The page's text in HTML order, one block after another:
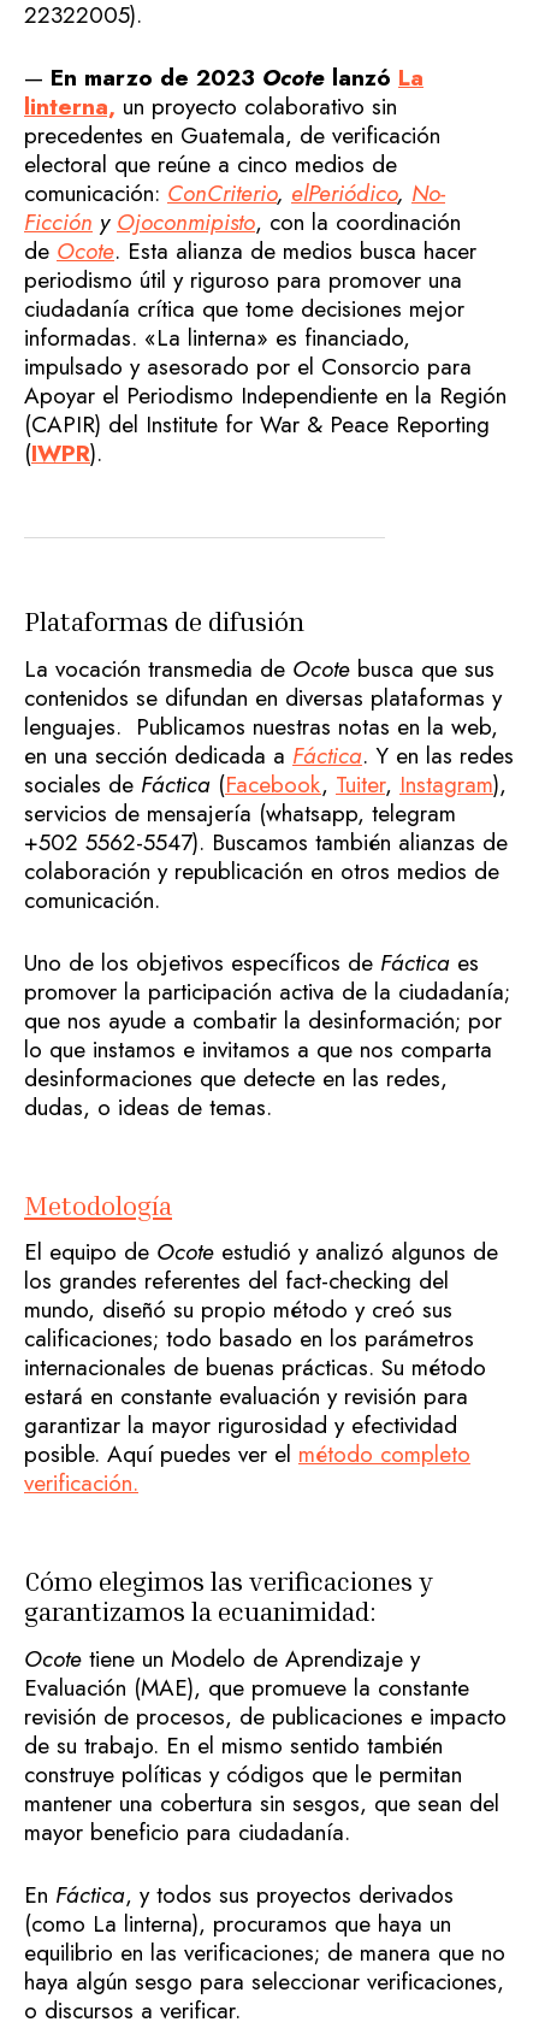
22322005).
— En marzo de 2023 Ocote lanzó La
linterna, un proyecto colaborativo sin
precedentes en Guatemala, de verificación
electoral que reúne a cinco medios de
comunicación: ConCriterio, elPeriódico, No-
Ficción y Ojoconmipisto, con la coordinación
de Ocote. Esta alianza de medios busca hacer
periodismo útil y riguroso para promover una
ciudadanía crítica que tome decisiones mejor
informadas. «La linterna» es financiado,
impulsado y asesorado por el Consorcio para
Apoyar el Periodismo Independiente en la Región
(CAPIR) del Institute for War & Peace Reporting
(IWPR).
Plataformas de difusión
La vocación transmedia de Ocote busca que sus
contenidos se difundan en diversas plataformas y
lenguajes. Publicamos nuestras notas en la web,
en una sección dedicada a Fáctica. Y en las redes
sociales de Fáctica (Facebook, Tuiter, Instagram),
servicios de mensajería (whatsapp, telegram
+502 5562-5547). Buscamos también alianzas de
colaboración y republicación en otros medios de
comunicación.
Uno de los objetivos específicos de Fáctica es
promover la participación activa de la ciudadanía;
que nos ayude a combatir la desinformación; por
lo que instamos e invitamos a que nos comparta
desinformaciones que detecte en las redes,
dudas, o ideas de temas.
Metodología
El equipo de Ocote estudió y analizó algunos de
los grandes referentes del fact-checking del
mundo, diseñó su propio método y creó sus
calificaciones; todo basado en los parámetros
internacionales de buenas prácticas. Su método
estará en constante evaluación y revisión para
garantizar la mayor rigurosidad y efectividad
posible. Aquí puedes ver el método completo
verificación.
Cómo elegimos las verificaciones y
garantizamos la ecuanimidad:
Ocote tiene un Modelo de Aprendizaje y
Evaluación (MAE), que promueve la constante
revisión de procesos, de publicaciones e impacto
de su trabajo. En el mismo sentido también
construye políticas y códigos que le permitan
mantener una cobertura sin sesgos, que sean del
mayor beneficio para ciudadanía.
En Fáctica, y todos sus proyectos derivados
(como La linterna), procuramos que haya un
equilibrio en las verificaciones; de manera que no
haya algún sesgo para seleccionar verificaciones,
o discursos a verificar.